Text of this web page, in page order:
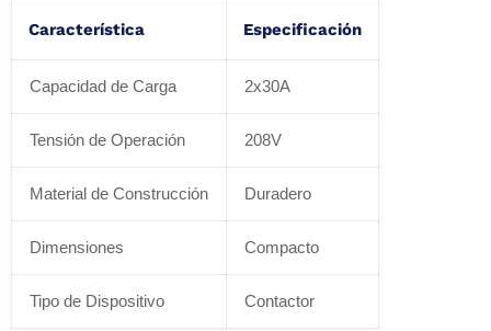
Característica Especificación
Capacidad de Carga 2x30A
Tensión de Operación 208V
Material de Construcción Duradero
Dimensiones Compacto
Tipo de Dispositivo Contactor